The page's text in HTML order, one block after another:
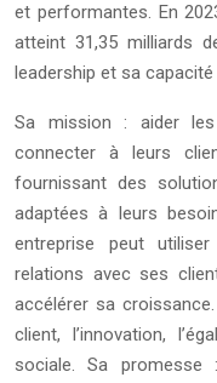
et performantes. En
atteint 31,35 milliards
leadership et sa capacité
Sa mission : aider
connecter à leurs
fournissant des
adaptées à leurs
entreprise peut
relations avec ses
accélérer sa
client, l’innovation,
sociale. Sa